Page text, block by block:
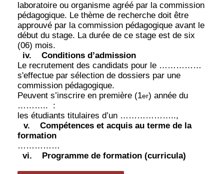
laboratoire ou organisme agréé par la commission
pédagogique. Le thème de recherche doit être
approuvé par la commission pédagogique avant le
début du stage. La durée de ce stage est de six
(06) mois.
iv.
Conditions d’admission
Le recrutement des candidats pour le ……………
s'effectue par sélection de dossiers par une
commission pédagogique.
Peuvent s’inscrire en première (1er) année du
………..
:
les étudiants titulaires d’un ………………..,
v.
Compétences et acquis au terme de la
formation
……………
vi.
Programme de formation (curricula)